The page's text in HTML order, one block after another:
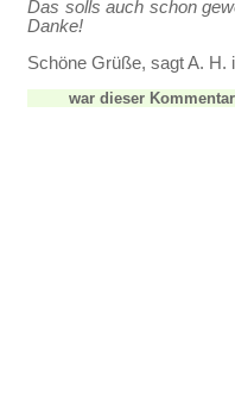
Das solls auch schon
Danke!
Schöne Grüße, sagt A. H.
war dieser